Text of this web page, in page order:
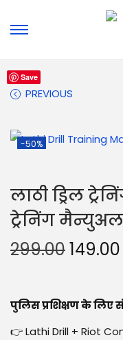
PREVIOUS
Save
-50%
लाठी ड्रिल
ट्रेनिंग मैन्युअल
299.00149.00
पुलिस प्रशिक्षण के लिए
👉 Lathi Drill + Riot